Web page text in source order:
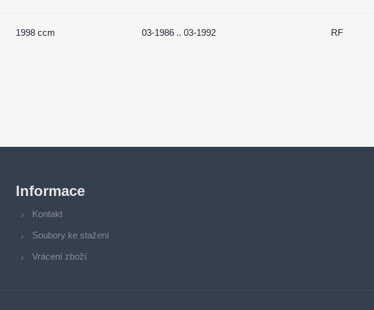
1998 ccm 03-1986 .. 03-1992 RF
Informace
Kontakt
Soubory ke stažení
Vrácení zboží